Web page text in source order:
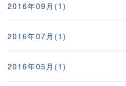
2016年09月(1)
2016年07月(1)
2016年05月(1)